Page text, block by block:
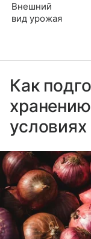
Внешний
вид урожая
Как
условиях